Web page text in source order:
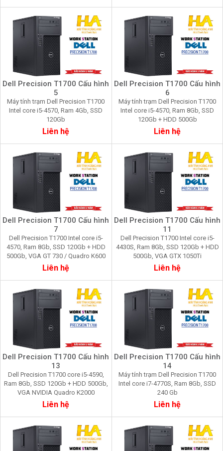
Dell Precision T1700 Cấu hình
5
Máy tính trạm Dell Precision T1700
Intel core i5-4570, Ram 4Gb, SSD
120Gb
Liên hệ
Dell Precision T1700 Cấu hình
6
Máy tính trạm Dell Precision T1700
Intel core i5-4570, Ram 8Gb, SSD
120Gb + HDD 500Gb
Liên hệ
Dell Precision T1700 Cấu hình
7
Dell Precision T1700 Intel core i5-
4570, Ram 8Gb, SSD 120Gb + HDD
500Gb, VGA GT 730 / Quadro K600
Liên hệ
Dell Precision T1700 Cấu hình
11
Dell Precision T1700 Intel core i5-
4430S, Ram 8Gb, SSD 120Gb + HDD
500Gb, VGA GTX 1050Ti
Liên hệ
Dell Precision T1700 Cấu hình
13
Dell Precision T1700 core i5-4590,
Ram 8Gb, SSD 120Gb + HDD 500Gb,
VGA NVIDIA Quadro K2000
Liên hệ
Dell Precision T1700 Cấu hình
14
Máy tính trạm Dell Precision T1700
Intel core i7-4770S, Ram 8Gb, SSD
240 Gb
Liên hệ